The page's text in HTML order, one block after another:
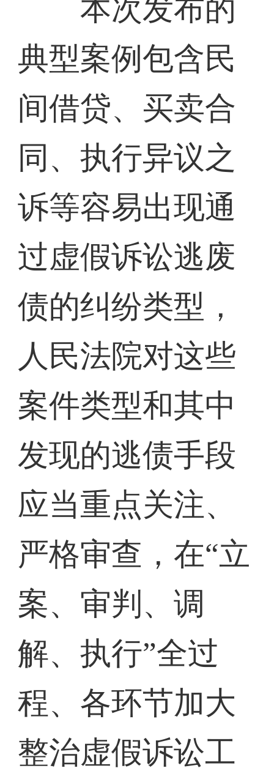
本次发布的
典型案例包含民
间借贷、买卖合
同、执行异议之
诉等容易出现通
过虚假诉讼逃废
债的纠纷类型，
人民法院对这些
案件类型和其中
发现的逃债手段
应当重点关注、
严格审查，在“立
案、审判、调
解、执行”全过
程、各环节加大
整治虚假诉讼工